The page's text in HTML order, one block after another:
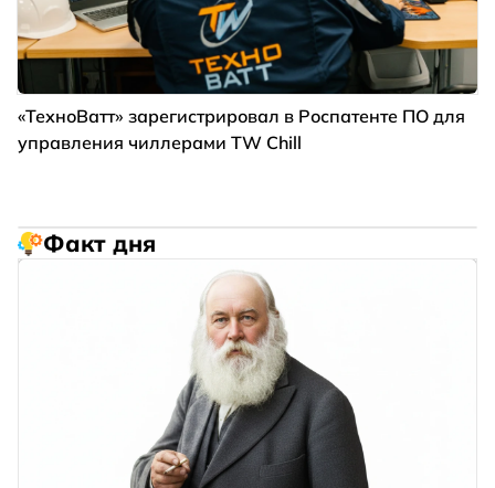
«ТехноВатт» зарегистрировал в Роспатенте ПО для
управления чиллерами TW Chill
Факт дня